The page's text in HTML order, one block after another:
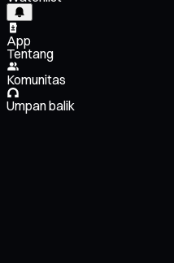
App
Tentang
Komunitas
Umpan balik